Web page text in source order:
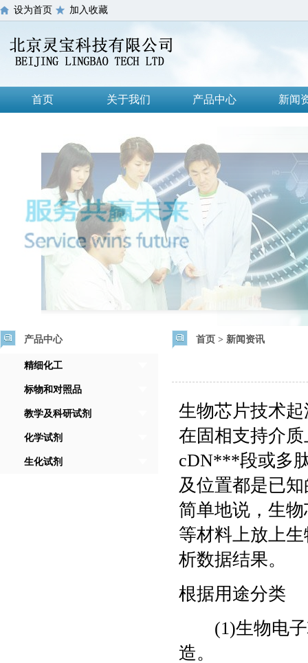
设为首页 加入收藏
首页 关于我们 产品中心 新闻
产品中心
精细化工
标物和对照品
教学及科研试剂
化学试剂
生化试剂
首页 > 新闻资讯
生物芯片技术
在固相支持介
cDN***段或多
及位置都是已
简单地说，生
等材料上放上
析数据结果。
根据用途分类
(1)生物电子
造。